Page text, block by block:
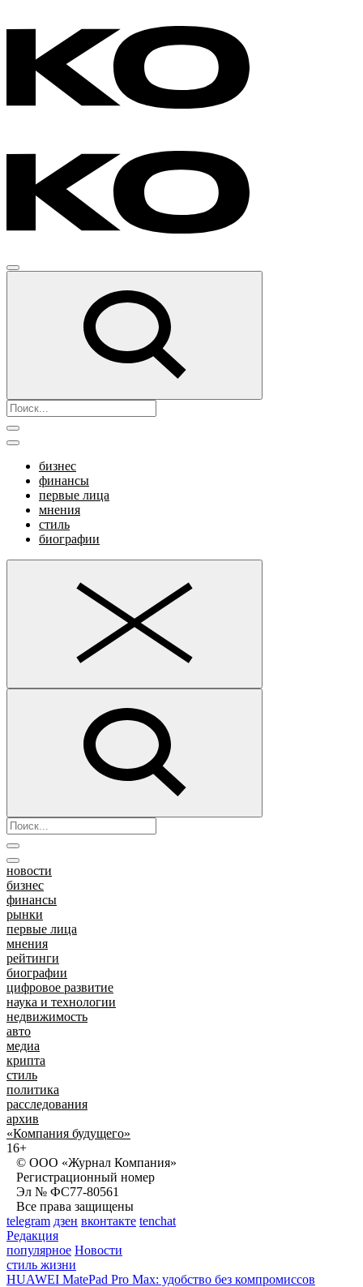
бизнес
финансы
первые лица
мнения
стиль
биографии
новости
бизнес
финансы
рынки
первые лица
мнения
рейтинги
биографии
цифровое развитие
наука и технологии
недвижимость
авто
медиа
крипта
стиль
политика
расследования
архив
«Компания будущего»
16+
© ООО «Журнал Компания»
Регистрационный номер
Эл № ФС77-80561
Все права защищены
telegram дзен вконтакте tenchat
Редакция
популярное Новости
стиль жизни
HUAWEI MatePad Pro Max: удобство без компромиссов